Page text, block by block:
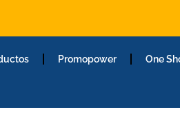
Promopower One